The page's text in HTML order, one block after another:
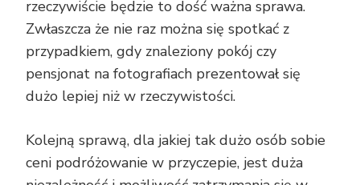
rzeczywiście będzie to dość ważna sprawa.
Zwłaszcza że nie raz można się spotkać z
przypadkiem, gdy znaleziony pokój czy
pensjonat na fotografiach prezentował się
dużo lepiej niż w rzeczywistości.
Kolejną sprawą, dla jakiej tak dużo osób sobie
ceni podróżowanie w przyczepie, jest duża